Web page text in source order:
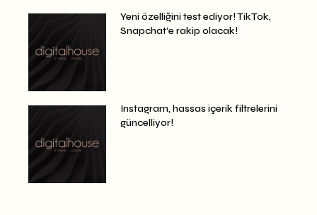
Yeni özelliğini test ediyor! TikTok,
Snapchat’e rakip olacak!
Instagram, hassas içerik filtrelerini
güncelliyor!